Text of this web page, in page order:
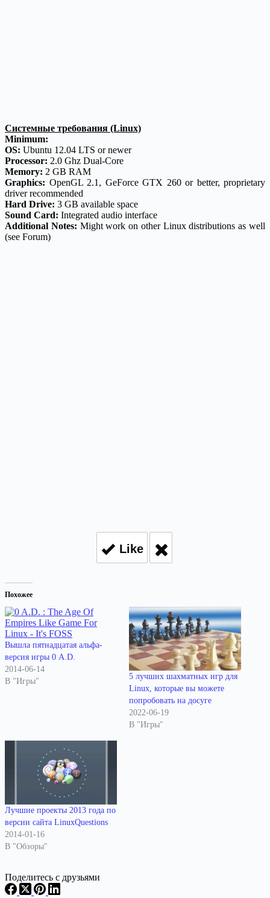
Системные требования (Linux)
Minimum:
OS: Ubuntu 12.04 LTS or newer
Processor: 2.0 Ghz Dual-Core
Memory: 2 GB RAM
Graphics: OpenGL 2.1, GeForce GTX 260 or better, proprietary
driver recommended
Hard Drive: 3 GB available space
Sound Card: Integrated audio interface
Additional Notes: Might work on other Linux distributions as well
(see Forum)
Like
Похожее
Вышла пятнадцатая альфа-
версия игры 0 A.D.
2014-06-14
В "Игры"
5 лучших шахматных игр для
Linux, которые вы можете
попробовать на досуге
2022-06-19
В "Игры"
Лучшие проекты 2013 года по
версии сайта LinuxQuestions
2014-01-16
В "Обзоры"
Поделитесь с друзьями